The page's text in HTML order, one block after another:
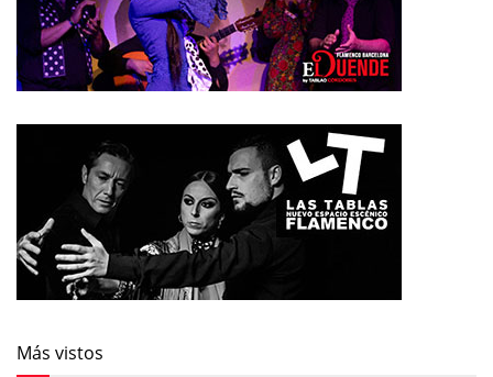
Más vistos